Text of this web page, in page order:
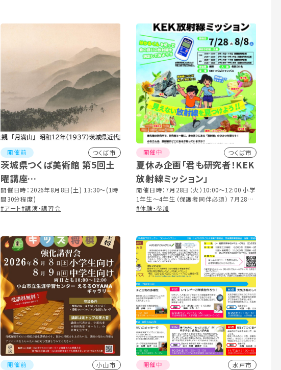
開催前 つくば市
茨城県つくば美術館 第5回土
曜講座
「星に願いを 月に祈りを」展作
品紹介
開催日時：2026年8月8日(土) 13:30～(1時
間30分程度)
#アート#講演・講習会
開催中 つくば市
夏休み企画「君も研究者！KEK
放射線ミッション」
開催日時：7月28日（火）10:00～12:00 小学
1年生～4年生（保護者同伴必須） 7月28日
（火）14:00～16:00 小学5年生～中学3年生
須） 8月8日（土）14:00～16:00 小学5年生
～中学3年生（保護者同伴は任意） 事前申
し込み：必要・先着順
#体験・参加
開催前 小山市 開催中 水戸市